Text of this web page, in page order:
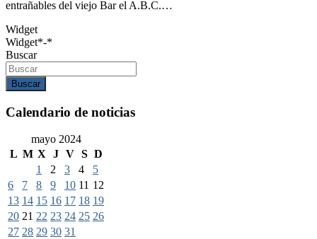
entrañables del viejo Bar el A.B.C.…
Widget
Widget*-*
Buscar
Buscar
Calendario de noticias
mayo 2024
L M X J V S D
1
2 3 4
5
6
7 8 9 10 11 12
13 14 15 16 17 18 19
20 21 22 23 24 25 26
27 28 29 30 31